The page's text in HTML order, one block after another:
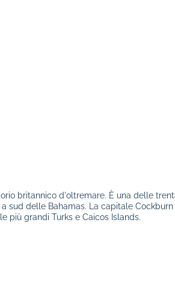
britannico d'oltremare. È una delle
sud delle Bahamas. La capitale Cockburn
più grandi Turks e Caicos Islands.